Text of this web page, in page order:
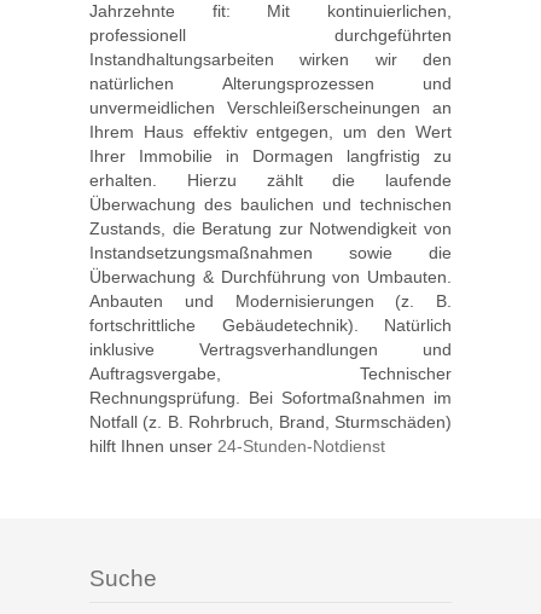
Jahrzehnte fit: Mit kontinuierlichen,
professionell durchgeführten
Instandhaltungsarbeiten wirken wir den
natürlichen Alterungsprozessen und
unvermeidlichen Verschleißerscheinungen an
Ihrem Haus effektiv entgegen, um den Wert
Ihrer Immobilie in Dormagen langfristig zu
erhalten. Hierzu zählt die laufende
Überwachung des baulichen und technischen
Zustands, die Beratung zur Notwendigkeit von
Instandsetzungsmaßnahmen sowie die
Überwachung & Durchführung von Umbauten.
Anbauten und Modernisierungen (z. B.
fortschrittliche Gebäudetechnik). Natürlich
inklusive Vertragsverhandlungen und
Auftragsvergabe, Technischer
Rechnungsprüfung. Bei Sofortmaßnahmen im
Notfall (z. B. Rohrbruch‚ Brand, Sturmschäden)
hilft Ihnen unser 24-Stunden-Notdienst
Suche